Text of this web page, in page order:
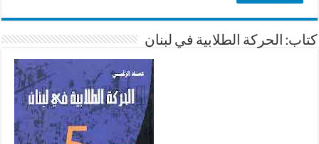
كتاب: الحركة الطلابية في لبنان